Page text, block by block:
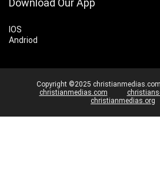
Download Our App
IOS
Andriod
Copyright ©2025
christianmedias.com
christianmedias.org